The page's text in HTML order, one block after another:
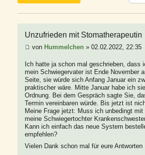
Unzufrieden mit Stomatherapeutin
von Hummelchen » 02.02.2022, 22:35
Ich hatte ja schon mal geschrieben,
mein Schwiegervater ist Ende November
Seite, sie würde sich Anfang Januar ein
praktischer wäre. Mitte Januar habe ich
Ordnung. Bei dem Gespräch sagte Sie,
Termin vereinbaren würde. Bis jetzt ist
Meine Frage jetzt: Muss ich unbedingt
meine Schwiegertochter
Kann ich einfach das neue System
empfehlen?
Vielen Dank schon mal für eure Antworten